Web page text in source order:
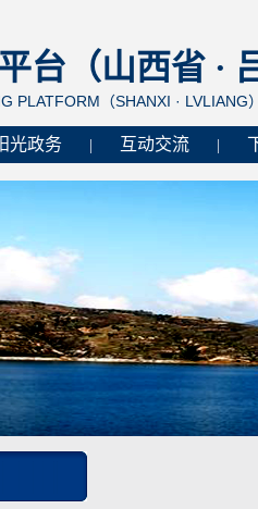
台（山西省 ·
PLATFORM（SHANXI · LVLIANG）
光政务 互动交流